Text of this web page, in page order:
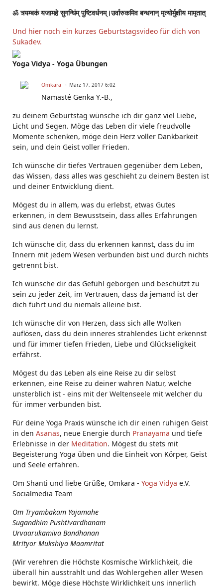
ॐ त्र्यम्बकं यजामहे सुगन्धिंम् पुष्टिवर्धनम्।उर्वारुकमिव बन्धनान् मृत्योर्मुक्षीय मामृतात्
Und hier noch ein kurzes Geburtstagsvideo für dich von
Sukadev.
Yoga Vidya - Yoga Übungen
Omkara März 17, 2017 6:02
Namasté Genka Y.-B.,
zu deinem Geburtstag wünsche ich dir ganz viel Liebe,
Licht und Segen. Möge das Leben dir viele freudvolle
Momente schenken, möge dein Herz voller Dankbarkeit
sein, und dein Geist voller Frieden.
Ich wünsche dir tiefes Vertrauen gegenüber dem Leben,
das Wissen, dass alles was geschieht zu deinem Besten ist
und deiner Entwicklung dient.
Mögest du in allem, was du erlebst, etwas Gutes
erkennen, in dem Bewusstsein, dass alles Erfahrungen
sind aus denen du lernst.
Ich wünsche dir, dass du erkennen kannst, dass du im
Innern mit jedem Wesen verbunden bist und durch nichts
getrennt bist.
Ich wünsche dir das Gefühl geborgen und beschützt zu
sein zu jeder Zeit, im Vertrauen, dass da jemand ist der
dich führt und du niemals alleine bist.
Ich wünsche dir von Herzen, dass sich alle Wolken
auflösen, dass du dein inneres strahlendes Licht erkennst
und für immer tiefen Frieden, Liebe und Glückseligkeit
erfährst.
Mögest du das Leben als eine Reise zu dir selbst
erkennen, eine Reise zu deiner wahren Natur, welche
unsterblich ist - eins mit der Weltenseele mit welcher du
für immer verbunden bist.
Für deine Yoga Praxis wünsche ich dir einen ruhigen Geist
in den Asanas, neue Energie durch Pranayama und tiefe
Erlebnisse in der Meditation. Mögest du stets mit
Begeisterung Yoga üben und die Einheit von Körper, Geist
und Seele erfahren.
Om Shanti und liebe Grüße, Omkara - Yoga Vidya e.V.
Socialmedia Team
Om Tryambakam Yajamahe
Sugandhim Pushtivardhanam
Urvaarukamiva Bandhanan
Mrityor Mukshiya Maamritat
(Wir verehren die Höchste Kosmische Wirklichkeit, die
überall hin ausstrahlt und das Wohlergehen aller Wesen
bewirkt. Möge diese Höchste Wirklichkeit uns innerlich